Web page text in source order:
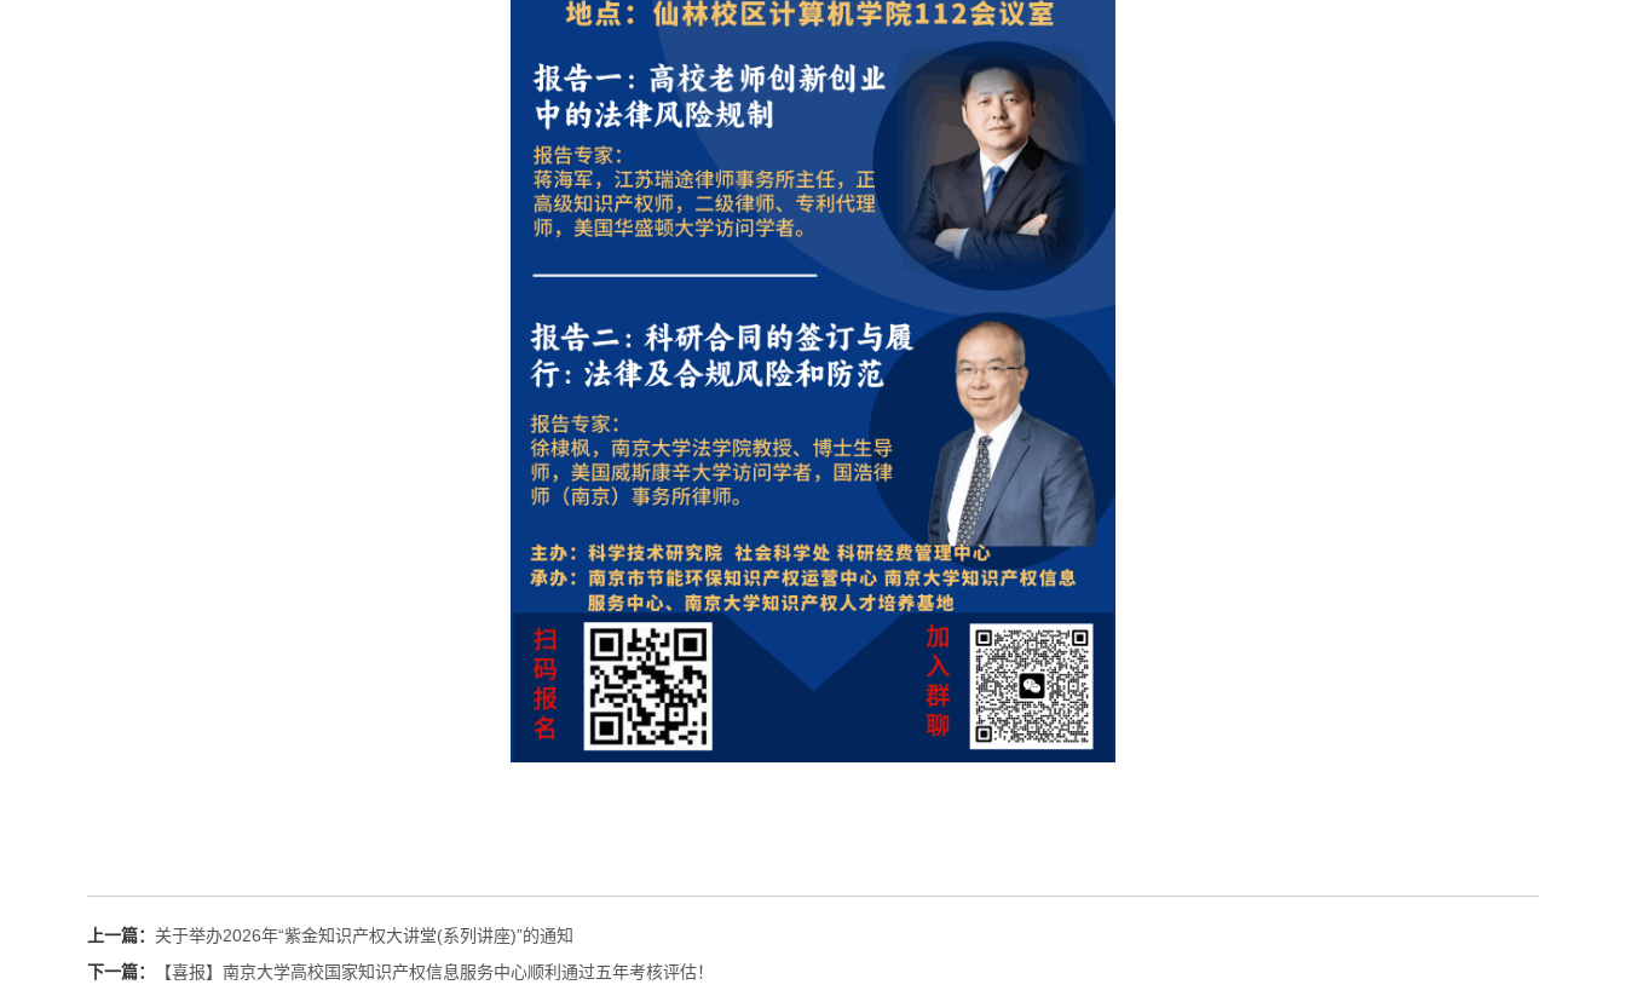
上一篇： 关于举办2026年“紫金知识产权大讲堂(系列讲座)”的通知
下一篇：
【喜报】南京大学高校国家知识产权信息服务中心顺利通过五年考核评估！